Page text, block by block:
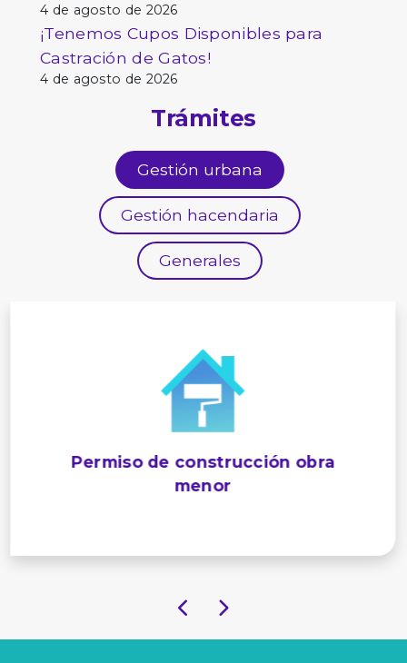
4 de agosto de 2026
¡Tenemos Cupos Disponibles para
Castración de Gatos!
4 de agosto de 2026
Trámites
Gestión urbana
Gestión hacendaria
Generales
de construcción obra